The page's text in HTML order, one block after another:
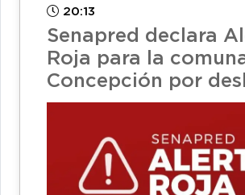
20:13
Senapred declara
Roja para la
Concepción por